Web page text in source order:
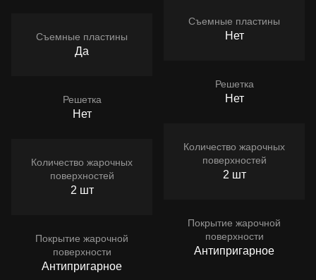
Съемные пластины
Да
Решетка
Нет
Количество жарочных
поверхностей
2 шт
Покрытие жарочной
поверхности
Антипригарное
Съемные пластины
Нет
Решетка
Нет
Количество жарочных
поверхностей
2 шт
Покрытие жарочной
поверхности
Антипригарное